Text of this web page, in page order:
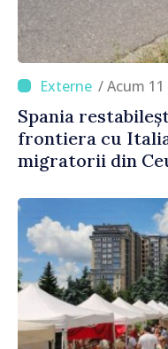
/ Acum
Spania
frontiera cu
migratorii din